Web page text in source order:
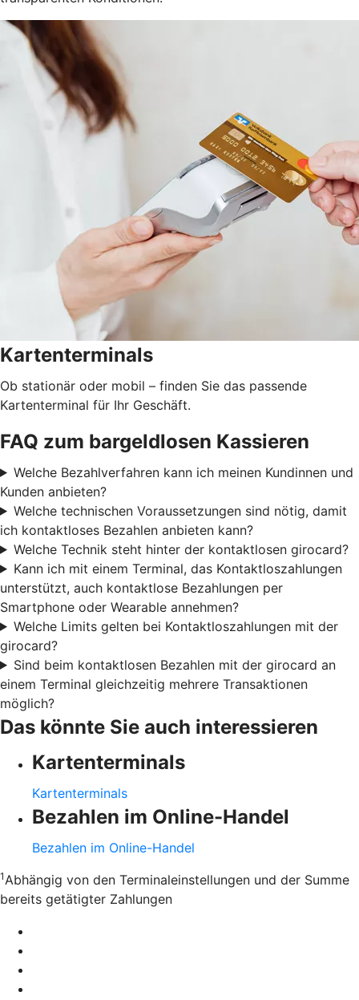
Kartenterminals
Ob stationär oder mobil – finden Sie das passende
Kartenterminal für Ihr Geschäft.
FAQ zum bargeldlosen Kassieren
Welche Bezahlverfahren kann ich meinen Kundinnen und
Kunden anbieten?
Welche technischen Voraussetzungen sind nötig, damit
ich kontaktloses Bezahlen anbieten kann?
Welche Technik steht hinter der kontaktlosen girocard?
Kann ich mit einem Terminal, das Kontaktloszahlungen
unterstützt, auch kontaktlose Bezahlungen per
Smartphone oder Wearable annehmen?
Welche Limits gelten bei Kontaktloszahlungen mit der
girocard?
Sind beim kontaktlosen Bezahlen mit der girocard an
einem Terminal gleichzeitig mehrere Transaktionen
möglich?
Das könnte Sie auch interessieren
Kartenterminals
Kartenterminals
Bezahlen im Online-Handel
Bezahlen im Online-Handel
1 Abhängig von den Terminaleinstellungen und der Summe
bereits getätigter Zahlungen